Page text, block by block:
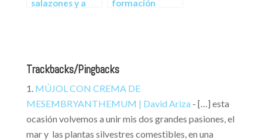
salazones y a
formación
Trackbacks/Pingbacks
MÚJOL CON CREMA DE
MESEMBRYANTHEMUM | David Ariza - […] esta
ocasión volvemos a unir mis dos grandes pasiones, el
mar y las plantas silvestres comestibles, en una